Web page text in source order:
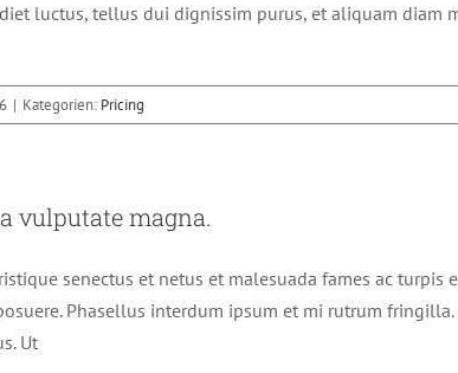
luctus, tellus dui dignissim purus, et aliquam
| Kategorien: Pricing
vulputate magna.
senectus et netus et malesuada fames ac
Phasellus interdum ipsum et mi rutrum
Ut